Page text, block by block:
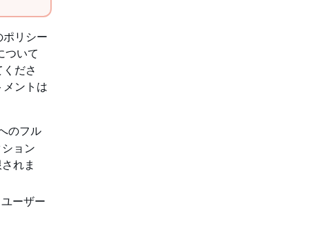
リシー
ついて
くださ
ントは
のフル
ョン
れま
ーザー